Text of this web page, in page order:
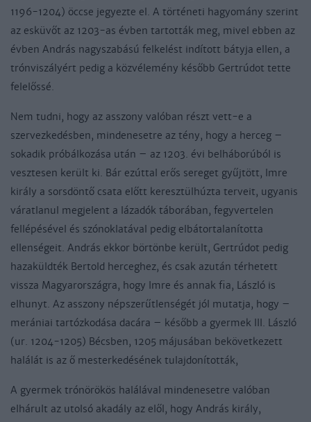
1196-1204) öccse jegyezte el. A történeti hagyomány szerint
az esküvőt az 1203-as évben tartották meg, mivel ebben az
évben András nagyszabású felkelést indított bátyja ellen, a
trónviszályért pedig a közvélemény később Gertrúdot tette
felelőssé.
Nem tudni, hogy az asszony valóban részt vett-e a
szervezkedésben, mindenesetre az tény, hogy a herceg –
sokadik próbálkozása után – az 1203. évi belháborúból is
vesztesen került ki. Bár ezúttal erős sereget gyűjtött, Imre
király a sorsdöntő csata előtt keresztülhúzta terveit, ugyanis
váratlanul megjelent a lázadók táborában, fegyvertelen
fellépésével és szónoklatával pedig elbátortalanította
ellenségeit. András ekkor börtönbe került, Gertrúdot pedig
hazaküldték Bertold herceghez, és csak azután térhetett
vissza Magyarországra, hogy Imre és annak fia, László is
elhunyt. Az asszony népszerűtlenségét jól mutatja, hogy –
merániai tartózkodása dacára – később a gyermek III. László
(ur. 1204-1205) Bécsben, 1205 májusában bekövetkezett
halálát is az ő mesterkedésének tulajdonították,
A gyermek trónörökös halálával mindenesetre valóban
elhárult az utolsó akadály az elől, hogy András király,